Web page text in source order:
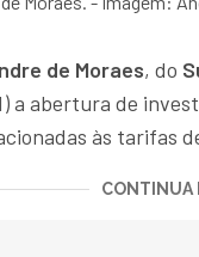
de Moraes, do
a abertura de
às tarifas
CONTINUA